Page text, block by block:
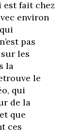
est fait chez
environ
pas
les
la
le
qui
de la
et que
ces